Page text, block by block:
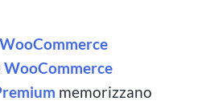
WooCommerce
WooCommerce
memorizzano